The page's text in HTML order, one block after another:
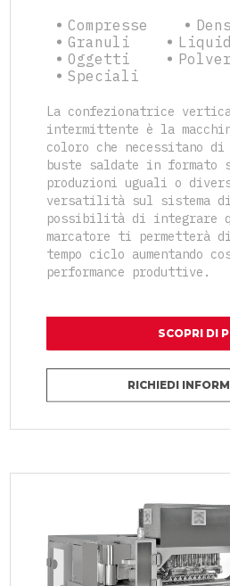
Compresse
Granuli
Oggetti
Speciali
La confezionatrice
intermittente è la
coloro che necessitano di
buste saldate in formato
produzioni uguali o
versatilità sul sistema
possibilità di integrare
marcatore ti permetterà
tempo ciclo aumentando
performance produttive.
SCOPRI DI
RICHIEDI